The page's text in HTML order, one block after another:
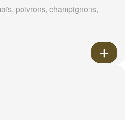
poivrons, champignons,